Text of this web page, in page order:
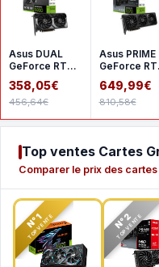
Asus DUAL
GeForce RTX
5060 8GB
GDDR7 OC
358,05€
456,64€
Asus PRIME
GeForce
5070 12GB
GDDR7 OC
649,99€
810,58€
Top ventes Cartes
Comparer le prix des
N°1
TOP VENTE N°2
TOP VENTE